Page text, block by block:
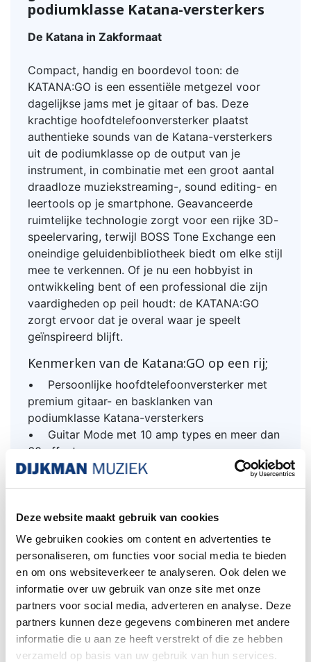
Deze website maakt gebruik van cookies
We gebruiken cookies om content en advertenties te
personaliseren, om functies voor social media te bieden
en om ons websiteverkeer te analyseren. Ook delen we
informatie over uw gebruik van onze site met onze
partners voor social media, adverteren en analyse. Deze
partners kunnen deze gegevens combineren met andere
informatie die u aan ze heeft verstrekt of die ze hebben
verzameld op basis van uw gebruik van hun services.
podiumklasse Katana-versterkers
De Katana in Zakformaat
Compact, handig en boordevol toon: de
KATANA:GO is een essentiële metgezel voor
dagelijkse jams met je gitaar of bas. Deze
krachtige hoofdtelefoonversterker plaatst
authentieke sounds van de Katana-versterkers
uit de podiumklasse op de output van je
instrument, in combinatie met een groot aantal
draadloze muziekstreaming-, sound editing- en
leertools op je smartphone. Geavanceerde
ruimtelijke technologie zorgt voor een rijke 3D-
speelervaring, terwijl BOSS Tone Exchange een
oneindige geluidenbibliotheek biedt om elke stijl
mee te verkennen. Of je nu een hobbyist in
ontwikkeling bent of een professional die zijn
vaardigheden op peil houdt: de KATANA:GO
zorgt ervoor dat je overal waar je speelt
geïnspireerd blijft.
Kenmerken van de Katana:GO op een rij;
• Persoonlijke hoofdtelefoonversterker met
premium gitaar- en basklanken van
podiumklasse Katana-versterkers
• Guitar Mode met 10 amp types en meer dan
60 effecten
• Bass Mode met drie amp types en meer dan
60 effecten
hoofdtelefoonervaring met geavanceerde
ruimtelijke BOSS-technologie
• 30 gebruikersgeheugens in elke modus
nokvol kant-en-klare sounds
• Bekijk Memory Lanes en de ingebouwde
tuner via het OLED-scherm
• Bewerk draadloos sounds en speel mee met
muziek van je mobiele apparaat via Bluetooth®
• Begeleidende BOSS Tone Studio-app met